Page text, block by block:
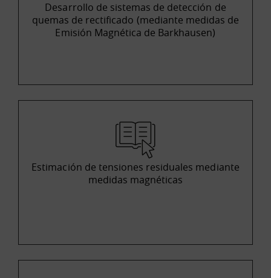
Desarrollo de sistemas de detección de
quemas de rectificado (mediante medidas de
Emisión Magnética de Barkhausen)
Estimación de tensiones residuales mediante
medidas magnéticas